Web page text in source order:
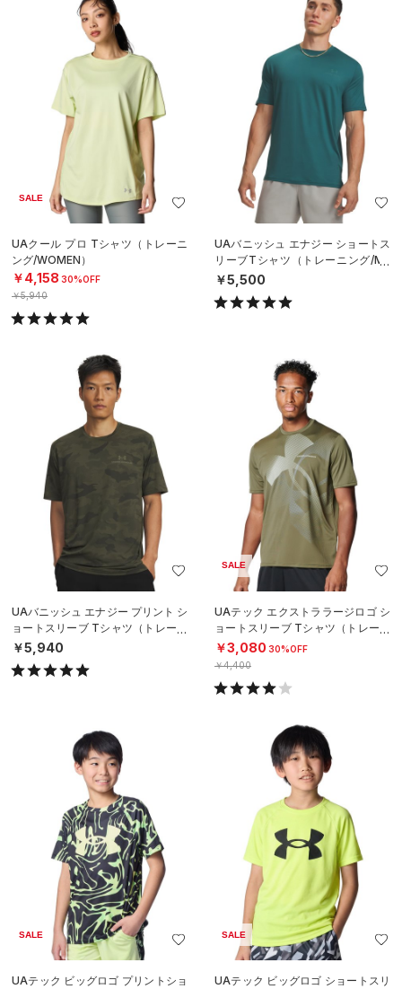
SALE
UAクール プロ Tシャツ（トレーニ
ング/WOMEN）
￥4,158 30%OFF
￥5,940
UAバニッシュ エナジー ショートス
リーブTシャツ（トレーニング/ME
N）
￥5,500
UAバニッシュ エナジー プリント シ
ョートスリーブ Tシャツ（トレーニ
ング/MEN）
￥5,940
SALE
UAテック エクストララージロゴ シ
ョートスリーブ Tシャツ（トレーニ
ング/MEN）
￥3,080 30%OFF
￥4,400
SALE
UAテック ビッグロゴ プリントショ
SALE
UAテック ビッグロゴ ショートスリ